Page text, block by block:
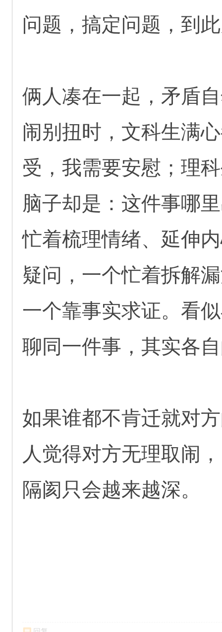
问题，搞定问题，到
俩人凑在一起，矛盾
闹别扭时，文科生满
受，我需要安慰；理
脑子却是：这件事哪
忙着梳理情绪、延伸
疑问，一个忙着拆解
一个靠事实求证。看
聊同一件事，其实各
如果谁都不肯迁就对
人觉得对方无理取闹，
隔阂只会越来越深。